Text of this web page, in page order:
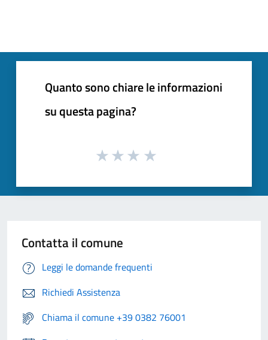
Quanto sono chiare le informazioni
su questa pagina?
Contatta il comune
Leggi le domande frequenti
Richiedi Assistenza
Chiama il comune +39 0382 76001